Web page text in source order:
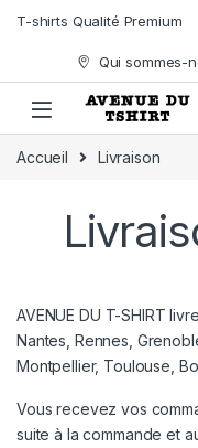
Skip to navigation
T-shirts Qualité Premium
Qui sommes-
Accueil Livraison
AVENUE DU T-SHIRT
Nantes, Rennes,
Montpellier, Toulouse,
Vous recevez vos
suite à la commande et